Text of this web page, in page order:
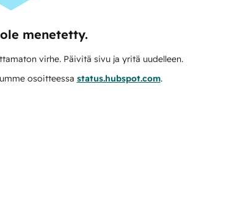
menetetty.
virhe. Päivitä sivu ja yritä uudelleen.
osoitteessa status.hubspot.com.